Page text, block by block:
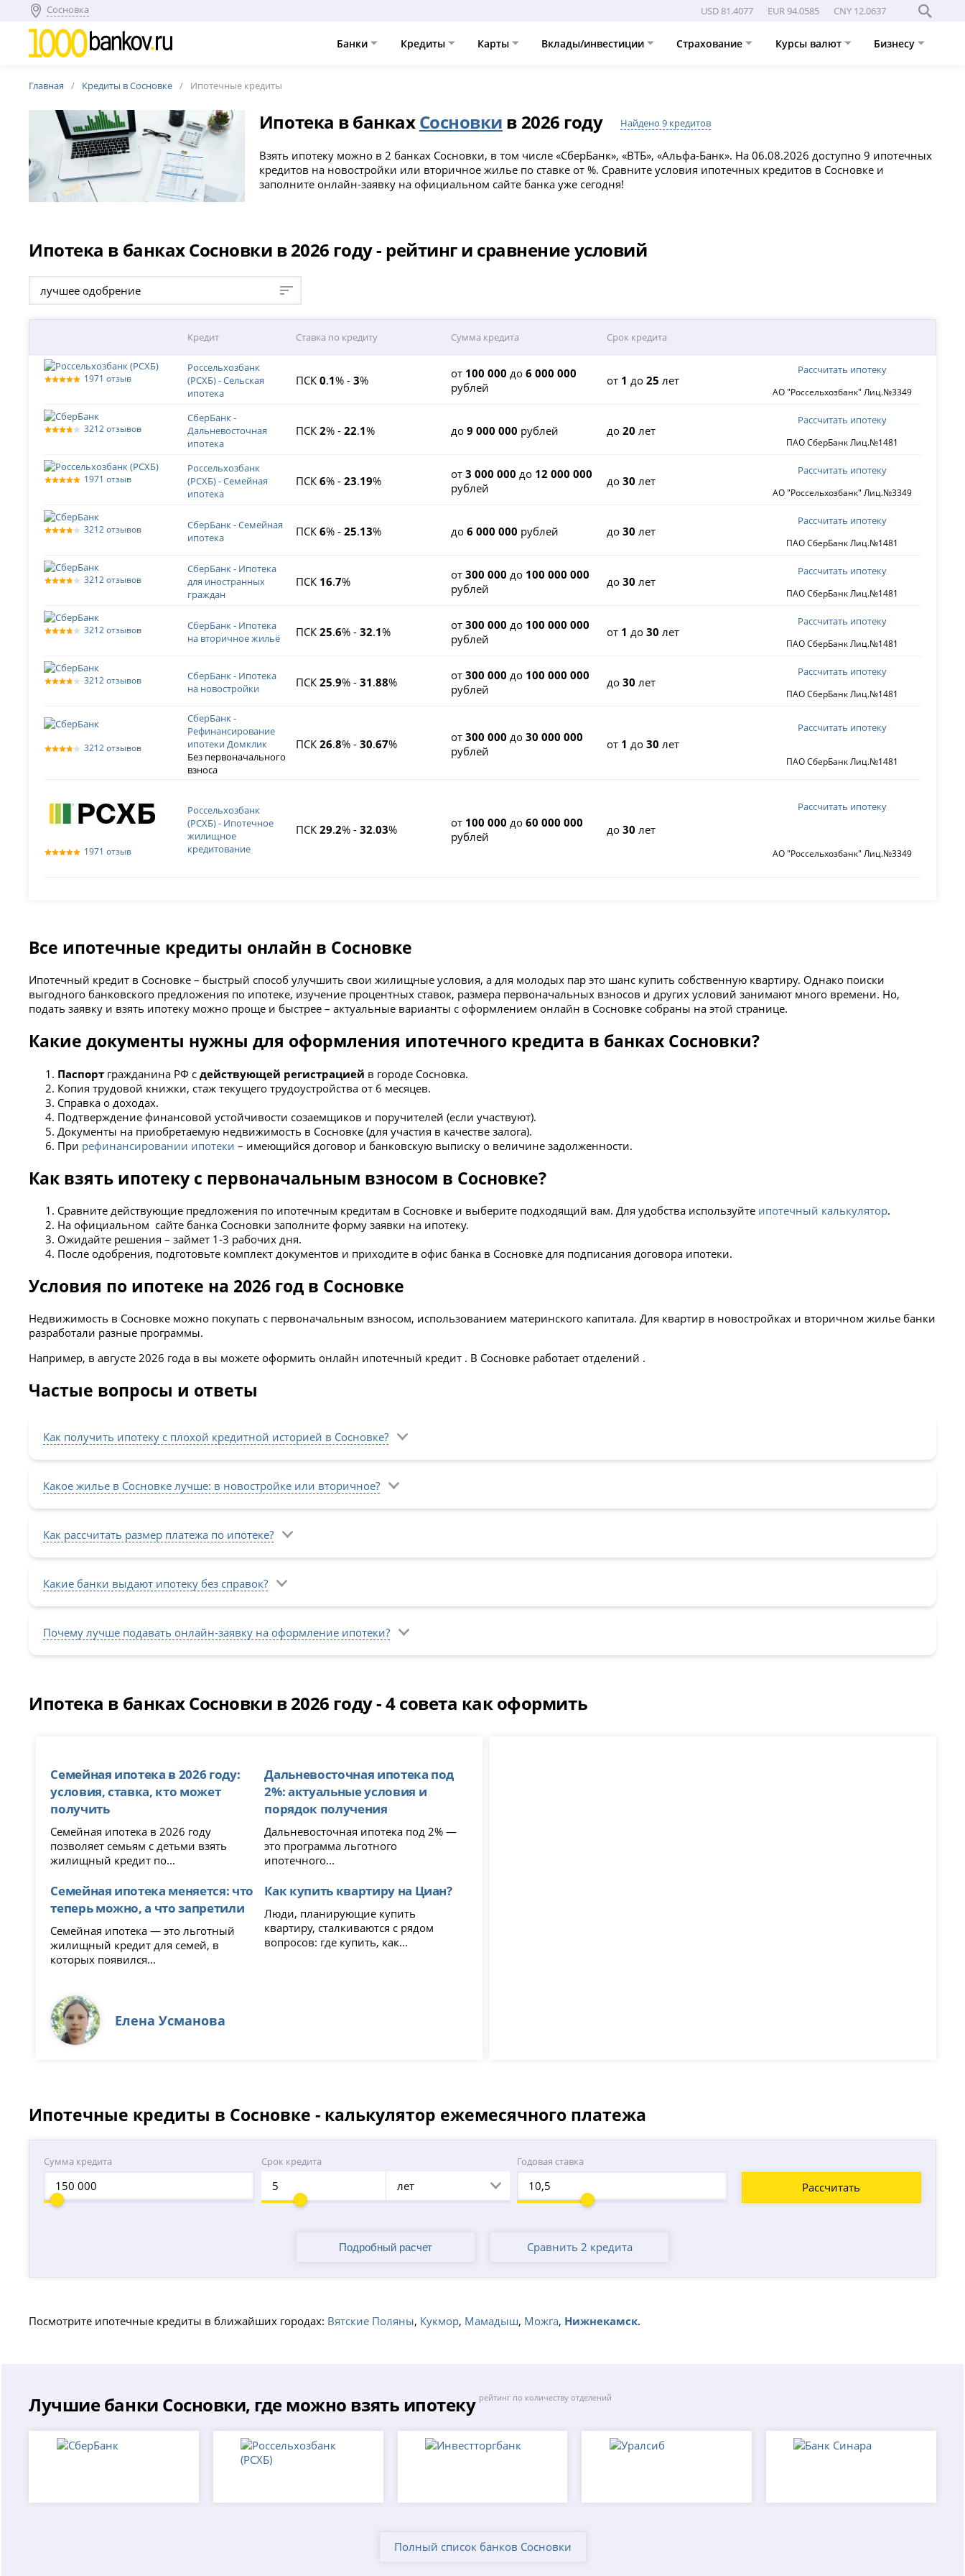
Сосновка USD 81.4077 EUR 94.0585 CNY 12.0637
Банки Кредиты Карты Вклады/инвестиции Страхование Курсы валют Бизнесу
Главная Кредиты в Сосновке Ипотечные кредиты
Ипотека в банкахСосновки в 2026 году Найдено 9 кредитов
Взять ипотеку можно в 2 банках Сосновки, в том числе «СберБанк», «ВТБ», «Альфа-Банк». На 06.08.2026 доступно 9 ипотечных
кредитов на новостройки или вторичное жилье по ставке от %. Сравните условия ипотечных кредитов в Сосновке и
заполните онлайн-заявку на официальном сайте банка уже сегодня!
Ипотека в банках Сосновки в 2026 году - рейтинг и сравнение условий
лучшее одобрение
Кредит Ставка по кредиту Сумма кредита Срок кредита
1971 отзыв
Россельхозбанк
(РСХБ) - Сельская
ипотека
ПСК 0.1% - 3% от 100 000 до6 000 000
рублей
от 1 до25 лет
АО "Россельхозбанк" Лиц.№3349
Рассчитать ипотеку
3212 отзывов
СберБанк -
Дальневосточная
ипотека
ПСК 2% - 22.1% до9 000 000 рублей до20 лет
ПАО СберБанк Лиц.№1481
Рассчитать ипотеку
1971 отзыв
Россельхозбанк
(РСХБ) - Семейная
ипотека
ПСК 6% - 23.19% от3 000 000 до 12 000 000
рублей
до30 лет
АО "Россельхозбанк" Лиц.№3349
Рассчитать ипотеку
3212 отзывов
СберБанк - Семейная
ипотека
ПСК 6% - 25.13% до6 000 000 рублей до30 лет
ПАО СберБанк Лиц.№1481
Рассчитать ипотеку
3212 отзывов
СберБанк - Ипотека
для иностранных
граждан
ПСК 16.7% от300 000 до 100 000 000
рублей
до30 лет
ПАО СберБанк Лиц.№1481
Рассчитать ипотеку
3212 отзывов
СберБанк - Ипотека
на вторичное жильё
ПСК 25.6% - 32.1% от300 000 до 100 000 000
рублей
от 1 до30 лет
ПАО СберБанк Лиц.№1481
Рассчитать ипотеку
3212 отзывов
СберБанк - Ипотека
на новостройки
ПСК 25.9% - 31.88% от300 000 до 100 000 000
рублей
до30 лет
ПАО СберБанк Лиц.№1481
Рассчитать ипотеку
3212 отзывов
СберБанк -
Рефинансирование
ипотеки Домклик
Без первоначального
взноса
ПСК 26.8% - 30.67% от300 000 до30 000 000
рублей
от 1 до30 лет
ПАО СберБанк Лиц.№1481
Рассчитать ипотеку
1971 отзыв
Россельхозбанк
(РСХБ) - Ипотечное
жилищное
кредитование
ПСК 29.2% - 32.03% от 100 000 до60 000 000
рублей
до30 лет
АО "Россельхозбанк" Лиц.№3349
Рассчитать ипотеку
Все ипотечные кредиты онлайн в Сосновке
Ипотечный кредит в Сосновке – быстрый способ улучшить свои жилищные условия, а для молодых пар это шанс купить собственную квартиру. Однако поиски
выгодного банковского предложения по ипотеке, изучение процентных ставок, размера первоначальных взносов и других условий занимают много времени. Но,
подать заявку и взять ипотеку можно проще и быстрее – актуальные варианты с оформлением онлайн в Сосновке собраны на этой странице.
Какие документы нужны для оформления ипотечного кредита в банках Сосновки?
Паспорт гражданина РФ сдействующей регистрацией в городе Сосновка.
Копия трудовой книжки, стаж текущего трудоустройства от 6 месяцев.
Справка о доходах.
Подтверждение финансовой устойчивости созаемщиков и поручителей (если участвуют).
Документы на приобретаемую недвижимость в Сосновке (для участия в качестве залога).
При рефинансировании ипотеки – имеющийся договор и банковскую выписку о величине задолженности.
Как взять ипотеку с первоначальным взносом в Сосновке?
Сравните действующие предложения по ипотечным кредитам в Сосновке и выберите подходящий вам. Для удобства используйте ипотечный калькулятор.
На официальном сайте банка Сосновки заполните форму заявки на ипотеку.
Ожидайте решения – займет 1-3 рабочих дня.
После одобрения, подготовьте комплект документов и приходите в офис банка в Сосновке для подписания договора ипотеки.
Условия по ипотеке на 2026 год в Сосновке
Недвижимость в Сосновке можно покупать с первоначальным взносом, использованием материнского капитала. Для квартир в новостройках и вторичном жилье банки
разработали разные программы.
Например, в августе 2026 года в вы можете оформить онлайн ипотечный кредит . В Сосновке работает отделений .
Частые вопросы и ответы
Как получить ипотеку с плохой кредитной историей в Сосновке?
Какое жилье в Сосновке лучше: в новостройке или вторичное?
Как рассчитать размер платежа по ипотеке?
Какие банки выдают ипотеку без справок?
Почему лучше подавать онлайн-заявку на оформление ипотеки?
Ипотека в банках Сосновки в 2026 году - 4 совета как оформить
Семейная ипотека в 2026 году:
условия, ставка, кто может
получить
Семейная ипотека в 2026 году
позволяет семьям с детьми взять
жилищный кредит по...
Семейная ипотека меняется: что
теперь можно, а что запретили
Семейная ипотека — это льготный
жилищный кредит для семей, в
которых появился...
Дальневосточная ипотека под
2%: актуальные условия и
порядок получения
Дальневосточная ипотека под 2% —
это программа льготного
ипотечного...
Как купить квартиру на Циан?
Люди, планирующие купить
квартиру, сталкиваются с рядом
вопросов: где купить, как...
Елена Усманова
Ипотечные кредиты в Сосновке - калькулятор ежемесячного платежа
Сумма кредита Срок кредита
лет
Годовая ставка
Рассчитать
Сравнить 2 кредита
Посмотрите ипотечные кредиты в ближайших городах: Вятские Поляны, Кукмор, Мамадыш, Можга, Нижнекамск.
Лучшие банки Сосновки, где можно взять ипотеку рейтинг по количеству отделений
Полный список банков Сосновки